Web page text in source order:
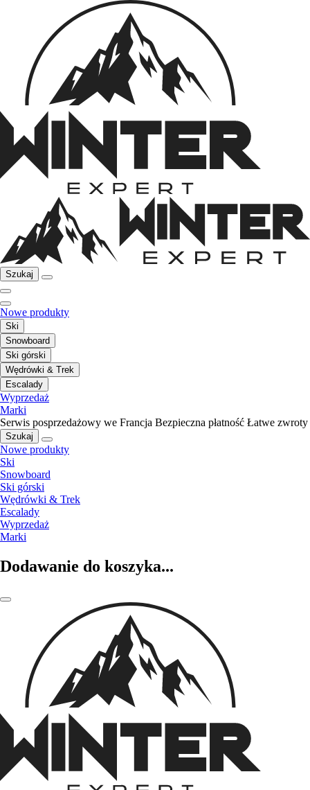
Szukaj
Nowe produkty
Ski
Snowboard
Ski górski
Wędrówki & Trek
Escalady
Wyprzedaż
Marki
Serwis posprzedażowy we Francja Bezpieczna płatność Łatwe zwroty
Szukaj
Nowe produkty
Ski
Snowboard
Ski górski
Wędrówki & Trek
Escalady
Wyprzedaż
Marki
Dodawanie do koszyka...